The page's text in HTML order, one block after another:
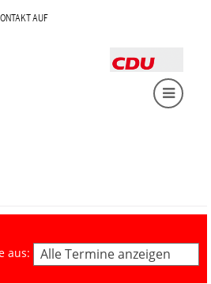
AUF
aus: Alle Termine anzeigen